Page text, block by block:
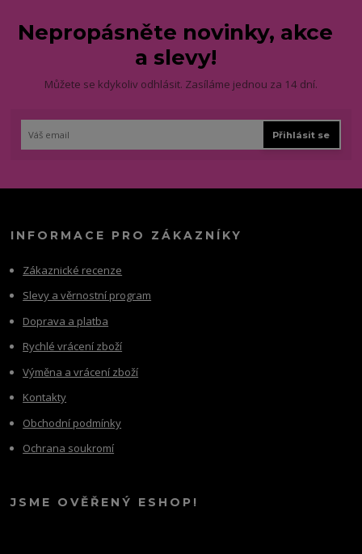
Nepropásněte novinky, akce
a slevy!
Můžete se kdykoliv odhlásit. Zasíláme jednou za 14 dní.
Přihlásit se
INFORMACE PRO ZÁKAZNÍKY
Zákaznické recenze
Slevy a věrnostní program
Doprava a platba
Rychlé vrácení zboží
Výměna a vrácení zboží
Kontakty
Obchodní podmínky
Ochrana soukromí
JSME OVĚŘENÝ ESHOP!